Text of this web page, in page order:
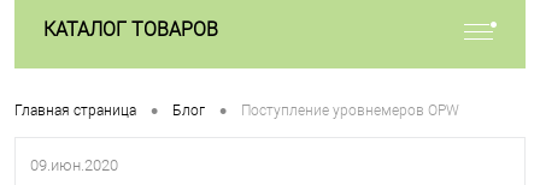
КАТАЛОГ ТОВАРОВ
Главная страница • Блог • Поступление уровнемеров OPW
09.июн.2020